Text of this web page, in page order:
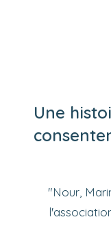
Une
"Nour,